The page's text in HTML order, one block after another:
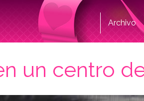
Archivo
un centro